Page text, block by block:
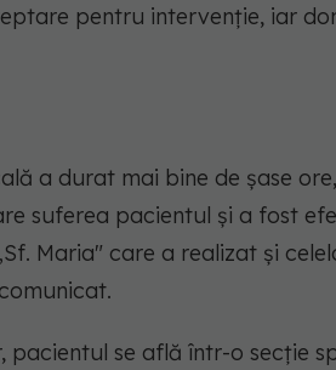
pentru intervenţie, iar
a durat mai bine de şase
suferea pacientul şi a fost
Maria" care a realizat şi
se află într-o secţie